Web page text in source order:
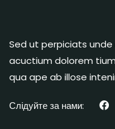
Sed ut perpiciats
acuctium dolorem
qua ape ab illose
Слідуйте за нами: